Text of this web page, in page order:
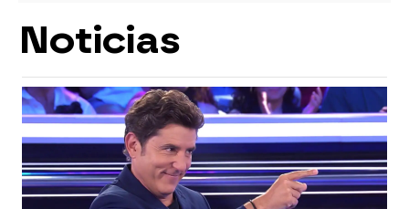
Noticias